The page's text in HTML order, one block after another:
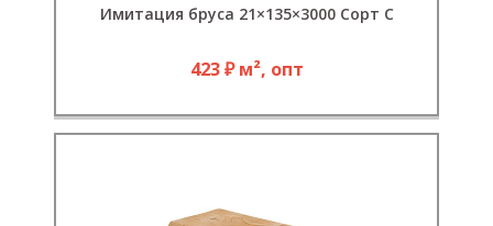
Имитация бруса 21×135×3000 Сорт С
423 ₽ м², опт